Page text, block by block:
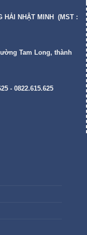
HẢI NHẬT MINH (MST :
Tam Long, thành
- 0822.615.625